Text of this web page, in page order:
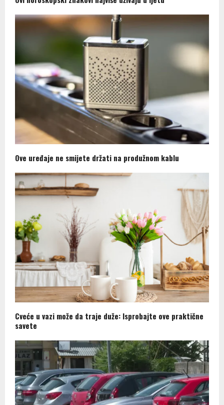
Ove uređaje ne smijete držati na produžnom kablu
Cveće u vazi može da traje duže: Isprobajte ove praktične
savete